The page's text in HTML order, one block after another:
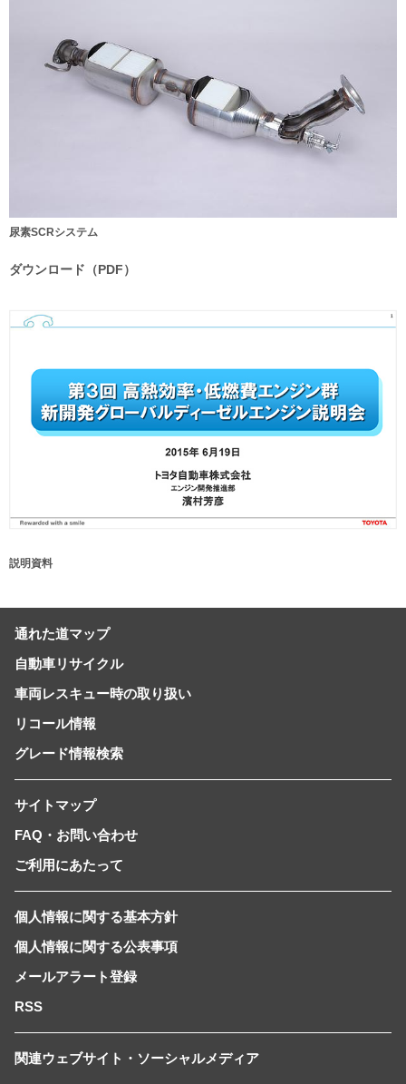
尿素SCRシステム
ダウンロード（PDF）
説明資料
通れた道マップ
自動車リサイクル
車両レスキュー時の取り扱い
リコール情報
グレード情報検索
サイトマップ
FAQ・お問い合わせ
ご利用にあたって
個人情報に関する基本方針
個人情報に関する公表事項
メールアラート登録
RSS
関連ウェブサイト・ソーシャルメディア